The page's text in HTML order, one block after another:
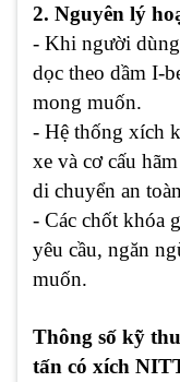
2. Nguyên lý
- Khi người
dọc theo dầm I-
mong muốn.
- Hệ thống xích
xe và cơ cấu
di chuyển an
- Các chốt khóa
yêu cầu, ngăn
muốn.
Thông số kỹ
tấn có xích